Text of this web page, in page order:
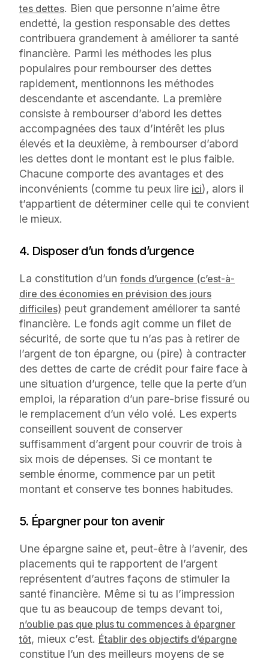
tes dettes. Bien que personne n’aime être
endetté, la gestion responsable des dettes
contribuera grandement à améliorer ta santé
financière. Parmi les méthodes les plus
populaires pour rembourser des dettes
rapidement, mentionnons les méthodes
descendante et ascendante. La première
consiste à rembourser d’abord les dettes
accompagnées des taux d’intérêt les plus
élevés et la deuxième, à rembourser d’abord
les dettes dont le montant est le plus faible.
Chacune comporte des avantages et des
inconvénients (comme tu peux lire ici), alors il
t’appartient de déterminer celle qui te convient
le mieux.
4. Disposer d’un fonds d’urgence
La constitution d’un fonds d’urgence (c’est-à-
dire des économies en prévision des jours
difficiles) peut grandement améliorer ta santé
financière. Le fonds agit comme un filet de
sécurité, de sorte que tu n’as pas à retirer de
l’argent de ton épargne, ou (pire) à contracter
des dettes de carte de crédit pour faire face à
une situation d’urgence, telle que la perte d’un
emploi, la réparation d’un pare-brise fissuré ou
le remplacement d’un vélo volé. Les experts
conseillent souvent de conserver
suffisamment d’argent pour couvrir de trois à
six mois de dépenses. Si ce montant te
semble énorme, commence par un petit
montant et conserve tes bonnes habitudes.
5. Épargner pour ton avenir
Une épargne saine et, peut-être à l’avenir, des
placements qui te rapportent de l’argent
représentent d’autres façons de stimuler la
santé financière. Même si tu as l’impression
que tu as beaucoup de temps devant toi,
n’oublie pas que plus tu commences à épargner
tôt, mieux c’est. Établir des objectifs d’épargne
constitue l’un des meilleurs moyens de se